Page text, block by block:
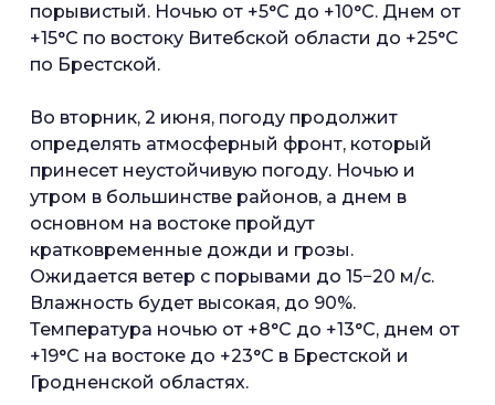
порывистый. Ночью от +5°С до +10°С. Днем от
+15°С по востоку Витебской области до +25°С
по Брестской.
Во вторник, 2 июня, погоду продолжит
определять атмосферный фронт, который
принесет неустойчивую погоду. Ночью и
утром в большинстве районов, а днем в
основном на востоке пройдут
кратковременные дожди и грозы.
Ожидается ветер с порывами до 15−20 м/с.
Влажность будет высокая, до 90%.
Температура ночью от +8°С до +13°С, днем от
+19°С на востоке до +23°С в Брестской и
Гродненской областях.